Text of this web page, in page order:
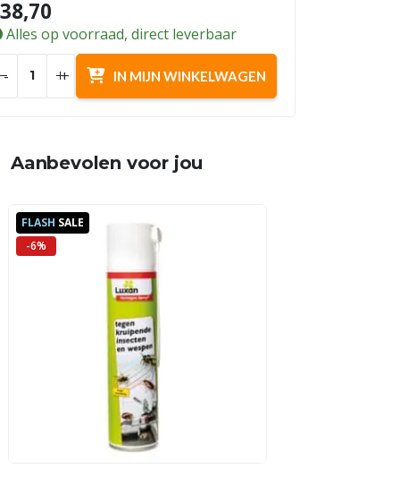
Alles op voorraad, direct leverbaar
- + IN MIJN WINKELWAGEN
Aanbevolen voor jou
FLASH SALE
-6%